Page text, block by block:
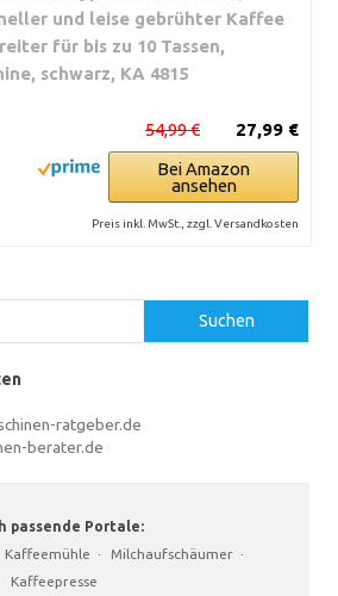
und leise gebrühter Kaffee
für bis zu 10 Tassen,
schwarz, KA 4815
27,99 €
54,99 €
Bei Amazon
ansehen
Preis inkl. MwSt., zzgl. Versandkosten
Suchen
ratgeber.de
berater.de
passende Portale:
Kaffeemühle · Milchaufschäumer ·
Kaffeepresse